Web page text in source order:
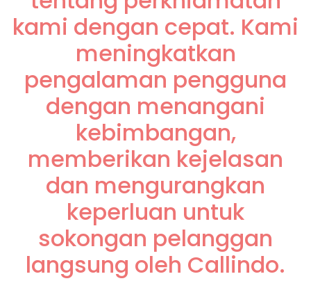
kami dengan cepat. Kami
meningkatkan
pengalaman pengguna
dengan menangani
kebimbangan,
memberikan kejelasan
dan mengurangkan
keperluan untuk
sokongan pelanggan
langsung oleh Callindo.